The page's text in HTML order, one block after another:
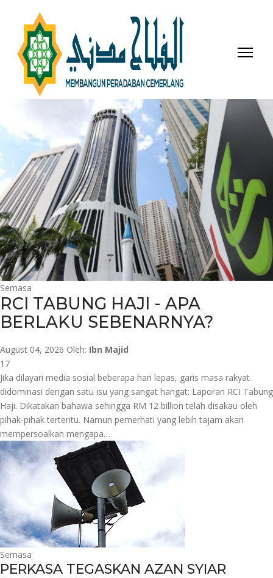
Semasa
RCI TABUNG HAJI - APA
BERLAKU SEBENARNYA?
August 04, 2026 Oleh: Ibn Majid
17
Jika dilayari media sosial beberapa hari lepas, garis masa rakyat
didominasi dengan satu isu yang sangat hangat: Laporan RCI Tabung
Haji. Dikatakan bahawa sehingga RM 12 billion telah disakau oleh
pihak-pihak tertentu. Namun pemerhati yang lebih tajam akan
mempersoalkan mengapa…
Semasa
PERKASA TEGASKAN AZAN SYIAR